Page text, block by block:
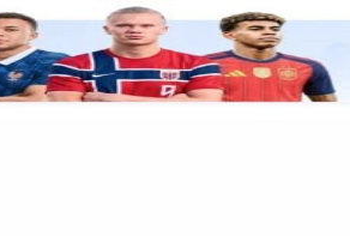
命例解析 紫微杂谈